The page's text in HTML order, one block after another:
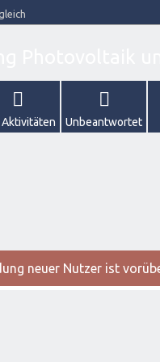
Unbeantwortet
neuer Nutzer ist